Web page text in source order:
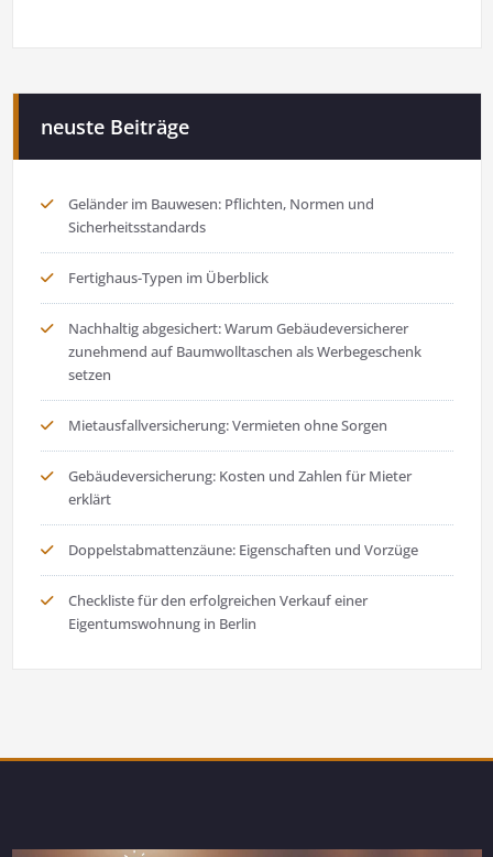
neuste Beiträge
Geländer im Bauwesen: Pflichten, Normen und
Sicherheitsstandards
Fertighaus-Typen im Überblick
Nachhaltig abgesichert: Warum Gebäudeversicherer
zunehmend auf Baumwolltaschen als Werbegeschenk
setzen
Mietausfallversicherung: Vermieten ohne Sorgen
Gebäudeversicherung: Kosten und Zahlen für Mieter
erklärt
Doppelstabmattenzäune: Eigenschaften und Vorzüge
Checkliste für den erfolgreichen Verkauf einer
Eigentumswohnung in Berlin